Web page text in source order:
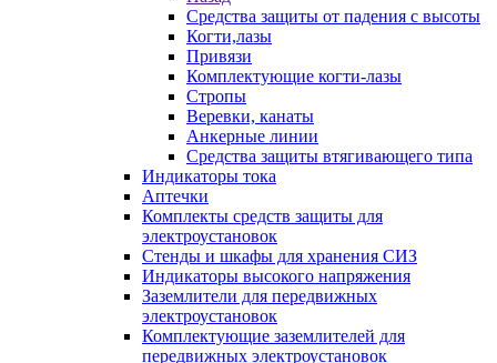
Средства защиты от падения с высоты
Когти,лазы
Привязи
Комплектующие когти-лазы
Стропы
Веревки, канаты
Анкерные линии
Средства защиты втягивающего типа
Индикаторы тока
Аптечки
Комплекты средств защиты для
электроустановок
Стенды и шкафы для хранения СИЗ
Индикаторы высокого напряжения
Заземлители для передвижных
электроустановок
Комплектующие заземлителей для
передвижных электроустановок